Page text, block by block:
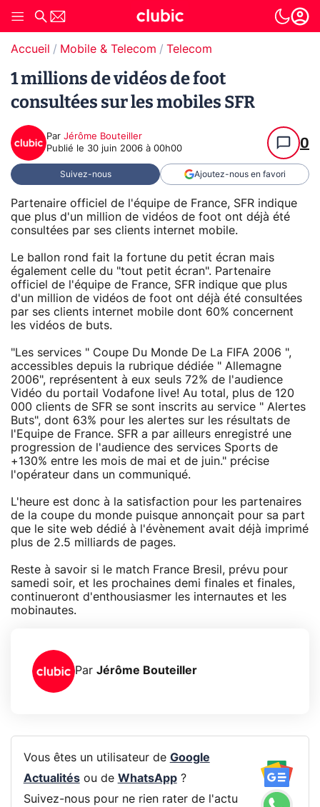
Accueil Mobile & Telecom Telecom
1 millions de vidéos de foot
consultées sur les mobiles SFR
Par Jérôme Bouteiller
Publié le 30 juin 2006 à 00h00 0
Suivez-nous Ajoutez-nous en favori
Partenaire officiel de l'équipe de France, SFR indique
que plus d'un million de vidéos de foot ont déjà été
consultées par ses clients internet mobile.
Le ballon rond fait la fortune du petit écran mais
également celle du "tout petit écran". Partenaire
officiel de l'équipe de France, SFR indique que plus
d'un million de vidéos de foot ont déjà été consultées
par ses clients internet mobile dont 60% concernent
les vidéos de buts.
"Les services " Coupe Du Monde De La FIFA 2006 ",
accessibles depuis la rubrique dédiée " Allemagne
2006", représentent à eux seuls 72% de l'audience
Vidéo du portail Vodafone live! Au total, plus de 120
000 clients de SFR se sont inscrits au service " Alertes
Buts", dont 63% pour les alertes sur les résultats de
l'Equipe de France. SFR a par ailleurs enregistré une
progression de l'audience des services Sports de
+130% entre les mois de mai et de juin." précise
l'opérateur dans un communiqué.
L'heure est donc à la satisfaction pour les partenaires
de la coupe du monde puisque annonçait pour sa part
que le site web dédié à l'évènement avait déjà imprimé
plus de 2.5 milliards de pages.
Reste à savoir si le match France Bresil, prévu pour
samedi soir, et les prochaines demi finales et finales,
continueront d'enthousiasmer les internautes et les
mobinautes.
Par Jérôme Bouteiller
Vous êtes un utilisateur de Google
Actualitésou de WhatsApp?
Suivez-nous pour ne rien rater de l'actu